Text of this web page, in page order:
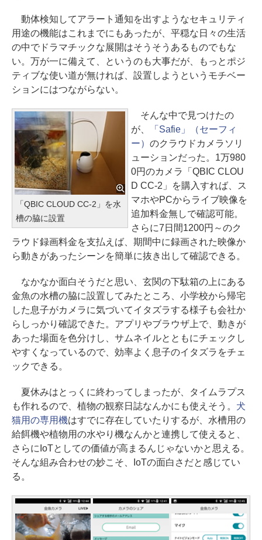
動体検知してアラート通知を出すようなセキュリティ
用途の機能はこれまでにもあったが、平穏な日々の生活
の中でドラマチックな展開はそうそうあるものでもな
い。万が一に備えて、というのも大事だが、もっとポジ
ティブな使い道が無ければ、設置しようというモチベー
ションにはつながらない。
「QBIC CLOUD CC-2」を水
槽の脇に設置
そんな中で見つけたの
が、
「Safie」（セーフィ
ー） のクラウドカメラソリ
ューションだった。1万980
0円のカメラ「QBIC CLOU
D CC-2」を購入すれば、ス
マホやPCからライブ映像を
追加料金無しで確認可能。
さらに7日間1200円～のク
ラウド録画料金を支払えば、期間中に録画された映像か
ら動きがあったシーンを簡単に抜き出して確認できる。
なかなか面白そうだと思い、玄関の下駄箱の上にある
金魚の水槽の脇に設置してみたところ、小学校から帰宅
した息子がカメラに気づいてイタズラする様子も会社か
らしっかり確認できた。アプリやブラウザ上で、動きが
あった場面を色分けし、サムネイルとともにチェックし
やすくなっているので、効率よく息子のイタズラをチェ
ックできる。
夏休みはとっくに終わってしまったが、タイムラプス
も作れるので、植物の観察日誌なんかにも使えそう。 犬
猫用の専用機はすでに存在していたりするが、水槽用の
給餌機や植物用の水やり機なんかと連携して使えると、
さらにIoTとしての価値が高まるんじゃないかと思える。
そんな組み合わせの妙こそ、IoTの面白さだと感じてい
る。